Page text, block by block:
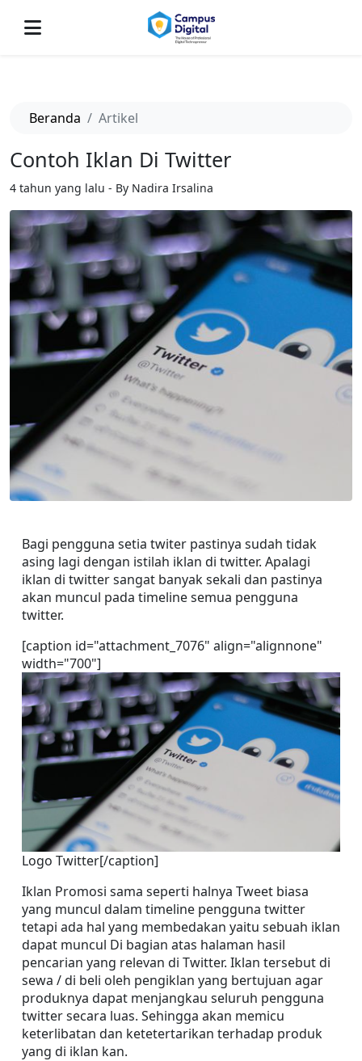
Beranda Artikel
Contoh Iklan Di Twitter
4 tahun yang lalu - By Nadira Irsalina
Bagi pengguna setia twiter pastinya sudah tidak
asing lagi dengan istilah iklan di twitter. Apalagi
iklan di twitter sangat banyak sekali dan pastinya
akan muncul pada timeline semua pengguna
twitter.
[caption id="attachment_7076" align="alignnone"
width="700"]
Logo Twitter[/caption]
Iklan Promosi sama seperti halnya Tweet biasa
yang muncul dalam timeline pengguna twitter
tetapi ada hal yang membedakan yaitu sebuah iklan
dapat muncul Di bagian atas halaman hasil
pencarian yang relevan di Twitter. Iklan tersebut di
sewa / di beli oleh pengiklan yang bertujuan agar
produknya dapat menjangkau seluruh pengguna
twitter secara luas. Sehingga akan memicu
keterlibatan dan ketetertarikan terhadap produk
yang di iklan kan.